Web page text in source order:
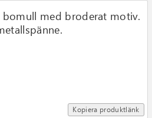
Kopiera produktlänk
bomull med broderat motiv.